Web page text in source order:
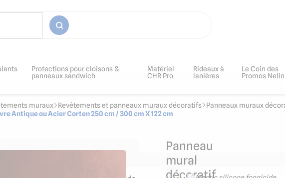
Protections pour cloisons &
panneaux sandwich
Matériel
CHR Pro
Rideaux à
lanières
Le Coin des
Promos
muraux Revêtements et panneaux muraux décoratifs
Panneaux muraux
Antique ou Acier Corten 250 cm / 300 cm X 122 cm
Panneau
mural
décoratif